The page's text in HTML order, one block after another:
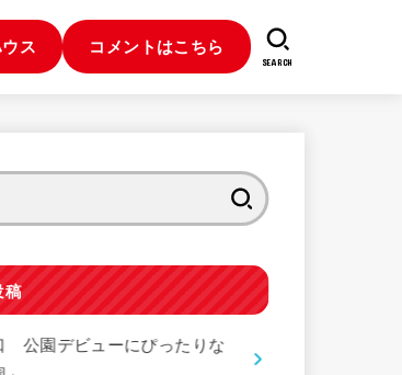
ス コメントはこちら
SEARCH
稿
公園デビューにぴったりな